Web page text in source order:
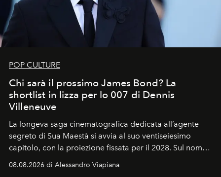
POP CULTURE
Chi sarà il prossimo James Bond? La
shortlist in lizza per lo 007 di Dennis
Villeneuve
La longeva saga cinematografica dedicata all’agente
segreto di Sua Maestà si avvia al suo ventiseiesimo
capitolo, con la proiezione fissata per il 2028. Sul nome
dell’attore chiamato a raccogliere l’eredità di Daniel
Craig, però, regna ancora il più assoluto riserbo.
08.08.2026 di Alessandro Viapiana